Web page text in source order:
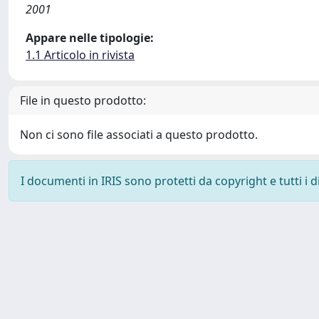
2001
Appare nelle tipologie:
1.1 Articolo in rivista
File in questo prodotto:
Non ci sono file associati a questo prodotto.
I documenti in IRIS sono protetti da copyright e tutti i